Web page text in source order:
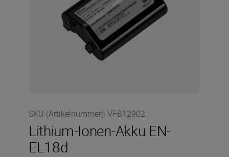
SKU (Artikelnummer): VFB12902
Lithium-Ionen-Akku EN-
EL18d